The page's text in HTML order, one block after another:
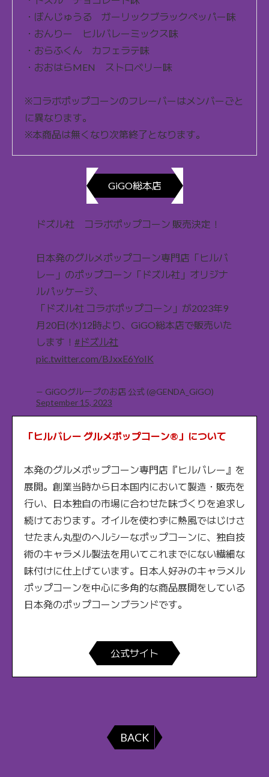
・ぼんじゅうる ガーリックブラックペッパー味
・おんりー ヒルバレーミックス味
・おらふくん カフェラテ味
・おおはらMEN ストロベリー味
※コラボポップコーンのフレーバーはメンバーごと
に異なります。
※本商品は無くなり次第終了となります。
GiGO総本店
ドズル社 コラボポップコーン 販売決定！
日本発のグルメポップコーン専門店「ヒルバ
レー」のポップコーン「ドズル社」オリジナ
ルパッケージ、
「ドズル社 コラボポップコーン」が2023年9
月20日(水)12時より、GiGO総本店で販売いた
します！ #ドズル社
pic.twitter.com/BJxxE6YoIK
— GiGOグループのお店 公式 (@GENDA_GiGO)
September 15, 2023
「ヒルバレー グルメポップコーン®」について
本発のグルメポップコーン専門店『ヒルバレー』を
展開。創業当時から日本国内において製造・販売を
行い、日本独自の市場に合わせた味づくりを追求し
続けております。オイルを使わずに熱風ではじけさ
せたまん丸型のヘルシーなポップコーンに、独自技
術のキャラメル製法を用いてこれまでにない繊細な
味付けに仕上げています。日本人好みのキャラメル
ポップコーンを中心に多角的な商品展開をしている
日本発のポップコーンブランドです。
公式サイト
BACK